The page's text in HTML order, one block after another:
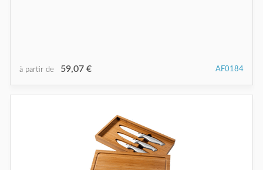
à partir de 59,07 € AF0184